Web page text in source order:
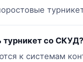
турникет со СКУД?
к системам